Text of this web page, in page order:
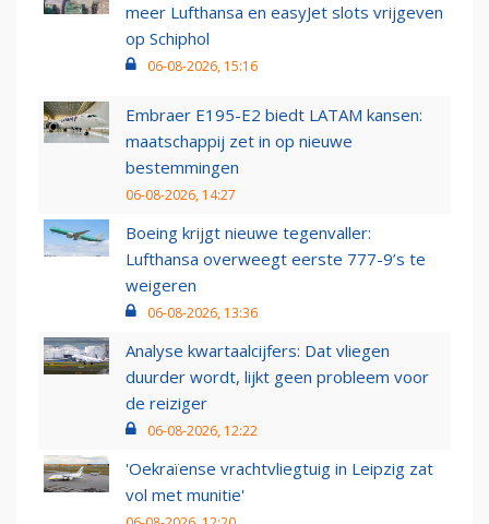
meer Lufthansa en easyJet slots vrijgeven
op Schiphol
06-08-2026, 15:16
Embraer E195-E2 biedt LATAM kansen:
maatschappij zet in op nieuwe
bestemmingen
06-08-2026, 14:27
Boeing krijgt nieuwe tegenvaller:
Lufthansa overweegt eerste 777-9’s te
weigeren
06-08-2026, 13:36
Analyse kwartaalcijfers: Dat vliegen
duurder wordt, lijkt geen probleem voor
de reiziger
06-08-2026, 12:22
'Oekraïense vrachtvliegtuig in Leipzig zat
vol met munitie'